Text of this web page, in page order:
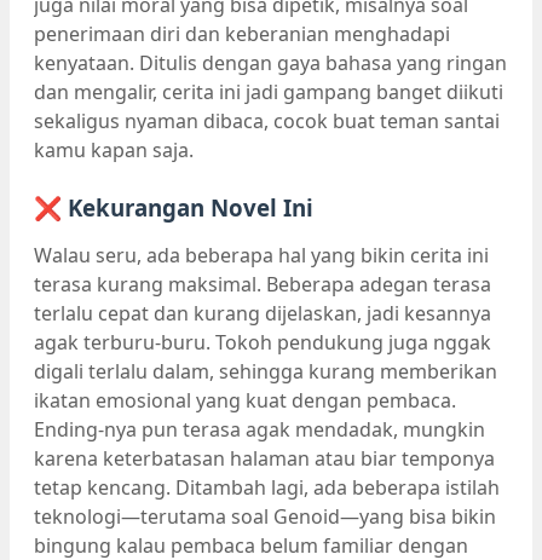
penerimaan diri dan keberanian menghadapi
kenyataan. Ditulis dengan gaya bahasa yang ringan
dan mengalir, cerita ini jadi gampang banget diikuti
sekaligus nyaman dibaca, cocok buat teman santai
kamu kapan saja.
❌ Kekurangan Novel Ini
Walau seru, ada beberapa hal yang bikin cerita ini
terasa kurang maksimal. Beberapa adegan terasa
terlalu cepat dan kurang dijelaskan, jadi kesannya
agak terburu-buru. Tokoh pendukung juga nggak
digali terlalu dalam, sehingga kurang memberikan
ikatan emosional yang kuat dengan pembaca.
Ending-nya pun terasa agak mendadak, mungkin
karena keterbatasan halaman atau biar temponya
tetap kencang. Ditambah lagi, ada beberapa istilah
teknologi—terutama soal Genoid—yang bisa bikin
bingung kalau pembaca belum familiar dengan